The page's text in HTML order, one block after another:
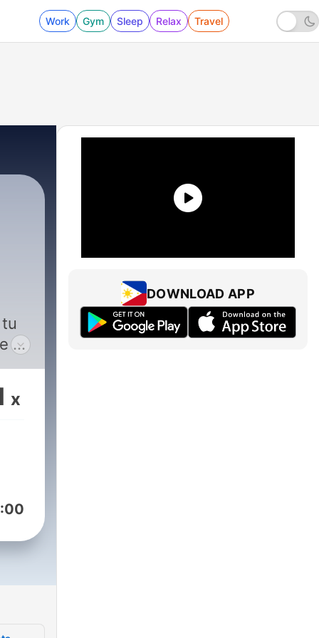
Work Gym Sleep Relax Travel
el
un
la
x
DOWNLOAD APP